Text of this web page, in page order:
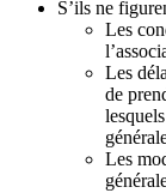
S’ils ne
Les
Les
de
Les